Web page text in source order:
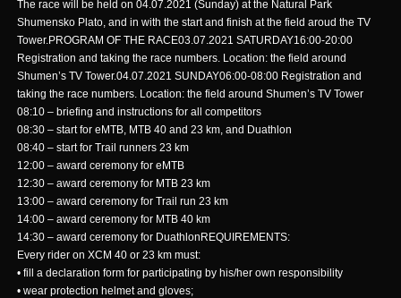
The race will be held on 04.07.2021 (Sunday) at the Natural Park
Shumensko Plato, and in with the start and finish at the field aroud the TV
Tower.PROGRAM OF THE RACE03.07.2021 SATURDAY16:00-20:00
Registration and taking the race numbers. Location: the field around
Shumen’s TV Tower.04.07.2021 SUNDAY06:00-08:00 Registration and
taking the race numbers. Location: the field around Shumen’s TV Tower
08:10 – briefing and instructions for all competitors
08:30 – start for eMTB, MTB 40 and 23 km, and Duathlon
08:40 – start for Trail runners 23 km
12:00 – award ceremony for eMTB
12:30 – award ceremony for MTB 23 km
13:00 – award ceremony for Trail run 23 km
14:00 – award ceremony for MTB 40 km
14:30 – award ceremony for DuathlonREQUIREMENTS:
Every rider on XCM 40 or 23 km must:
• fill a declaration form for participating by his/her own responsibility
• wear protection helmet and gloves;